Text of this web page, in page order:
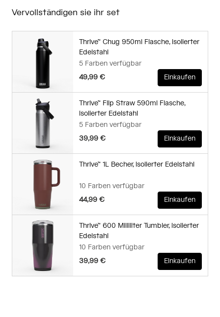
Vervollständigen sie ihr set
Thrive™ Chug 950ml Flasche, isolierter
Edelstahl
5 Farben verfügbar
49,99 €
Einkaufen
Thrive™ Flip Straw 590ml Flasche,
isolierter Edelstahl
5 Farben verfügbar
39,99 €
Einkaufen
Thrive™ 1L Becher, isolierter Edelstahl
10 Farben verfügbar
44,99 €
Einkaufen
Thrive™ 600 Milliliter Tumbler, isolierter
Edelstahl
10 Farben verfügbar
39,99 €
Einkaufen